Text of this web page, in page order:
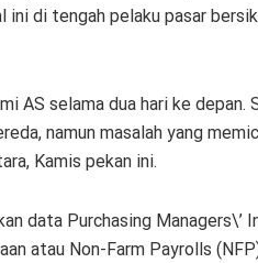
ini di tengah pelaku pasar
AS selama dua hari ke depan.
namun masalah yang
Kamis pekan ini.
data Purchasing Managers\’
atau Non-Farm Payrolls